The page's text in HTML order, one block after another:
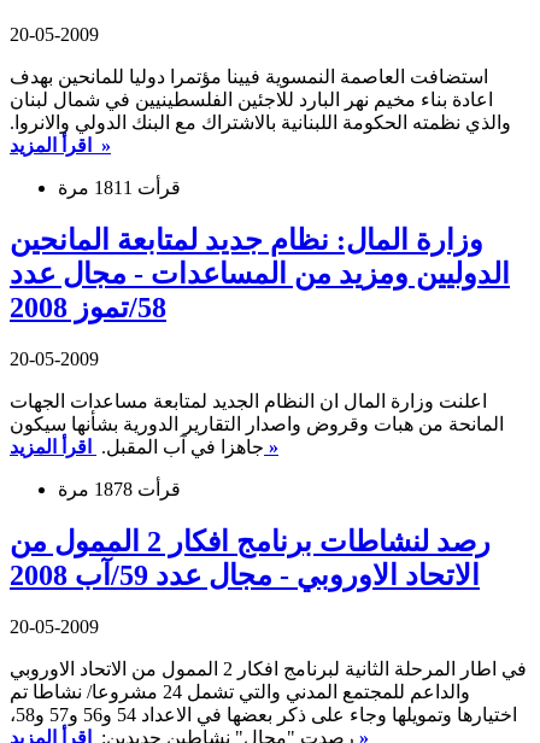
20-05-2009
استضافت العاصمة النمسوية فيينا مؤتمرا دوليا للمانحين بهدف
اعادة بناء مخيم نهر البارد للاجئين الفلسطينيين في شمال لبنان
والذي نظمته الحكومة اللبنانية بالاشتراك مع البنك الدولي والانروا.
اقرأ المزيد »
قرأت 1811 مرة
وزارة المال: نظام جديد لمتابعة المانحين
الدوليين ومزيد من المساعدات - مجال عدد
58/تموز 2008
20-05-2009
اعلنت وزارة المال ان النظام الجديد لمتابعة مساعدات الجهات
المانحة من هبات وقروض واصدار التقارير الدورية بشأنها سيكون
جاهزا في آب المقبل. اقرأ المزيد »
قرأت 1878 مرة
رصد لنشاطات برنامج افكار 2 الممول من
الاتحاد الاوروبي - مجال عدد 59/آب 2008
20-05-2009
في اطار المرحلة الثانية لبرنامج افكار 2 الممول من الاتحاد الاوروبي
والداعم للمجتمع المدني والتي تشمل 24 مشروعا/ نشاطا تم
اختيارها وتمويلها وجاء على ذكر بعضها في الاعداد 54 و56 و57 و58،
رصدت "مجال" نشاطين جديدين: اقرأ المزيد »